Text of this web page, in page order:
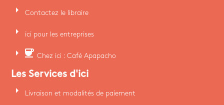
arrow_right Contactez le libraire
arrow_right ici pour les entreprises
arrow_right coffee Chez ici : Café Apapacho
Les Services d'ici
arrow_right Livraison et modalités de paiement